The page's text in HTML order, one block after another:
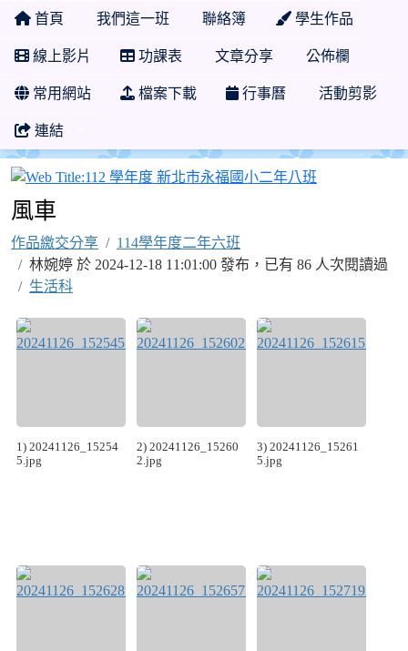
首頁 我們這一班 聯絡簿 學生作品
線上影片 功課表 文章分享 公佈欄
常用網站 檔案下載 行事曆 活動剪影
連結
風車
作品繳交分享
114學年度二年六班
林婉婷 於 2024-12-18 11:01:00 發布，已有 86 人次閱讀過
生活科
1) 20241126_15254
5.jpg
2) 20241126_15260
2.jpg
3) 20241126_15261
5.jpg